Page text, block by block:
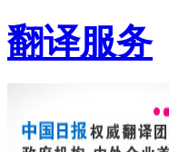
翻译服务